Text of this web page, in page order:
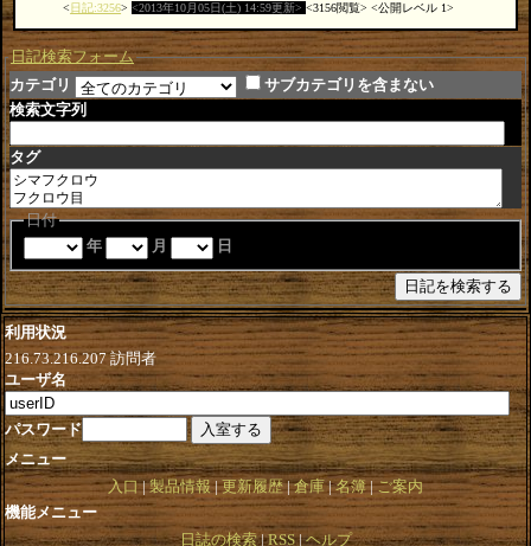
日記:3256 2013年10月05日(土) 14:59更新 3156閲覧 公開レベル 1
日記検索フォーム
カテゴリ
サブカテゴリを含まない
検索文字列
タグ
日付
年
月 日
利用状況
216.73.216.207訪問者
ユーザ名
パスワード
メニュー
入口 製品情報 更新履歴 倉庫 名簿 ご案内
機能メニュー
日誌の検索 RSS ヘルプ